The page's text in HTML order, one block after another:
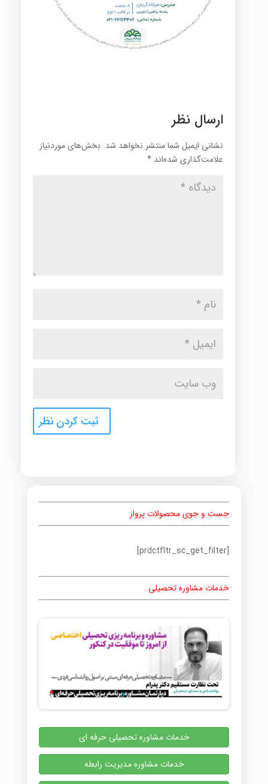
ارسال نظر
نشانی ایمیل شما منتشر نخواهد شد. بخش‌های موردنیاز
علامت‌گذاری شده‌اند *
جست و جوی محصولات پرواز
[prdctfltr_sc_get_filter]
خدمات مشاوره تحصیلی
خدمات مشاوره تحصیلی حرفه ای
خدمات مشاوره مدیریت رابطه